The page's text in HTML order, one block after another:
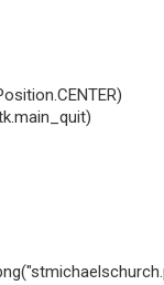
.CENTER)
.main_quit)
(